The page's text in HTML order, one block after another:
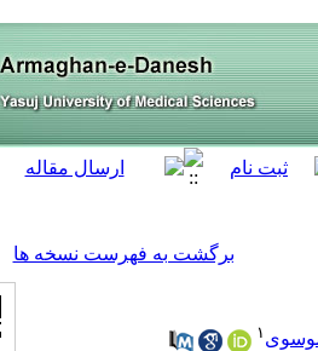
برگشت به فهرست نسخه ها
۱